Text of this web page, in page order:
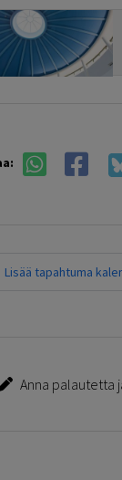
Lisää tapahtuma
Anna palautetta